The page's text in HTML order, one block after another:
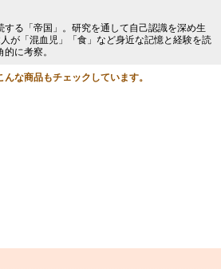
る「帝国」。研究を通して自己認識を深め生
が「混血児」「食」など身近な記憶と経験を読
に考察。
な商品もチェックしています。